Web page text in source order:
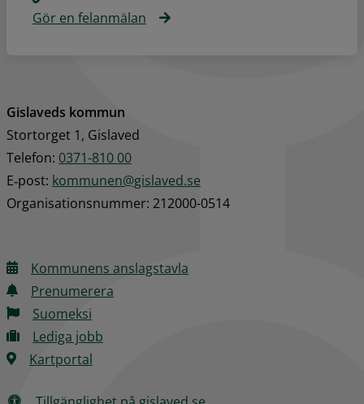
Gör en felanmälan
Gislaveds kommun
Stortorget 1, Gislaved
Telefon: 0371-810 00
E‑post: kommunen@gislaved.se
Organisationsnummer: 212000-0514
Kommunens anslagstavla
Prenumerera
Suomeksi
Lediga jobb
Kartportal